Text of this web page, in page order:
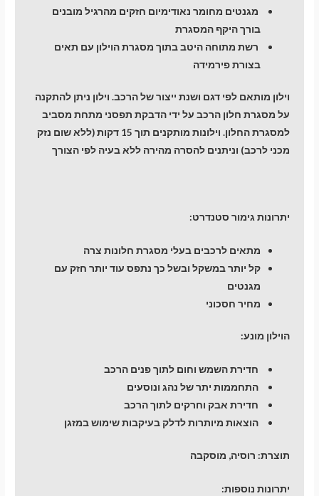
מגנטים מחומר נאודימיום חזקים מהרגיל מובנים
בורך היקף המסגרת
רשת מתוחה היטב בתוך מסגרת הוילון עם תאים
בצורת פירמידה
וילון מותאם לפי דגם ושנת ייצור של הרכב. וילון ניתן להתקנה
על מסגרת חלון הרכב על ידי הדבקת תפסני מתחת מסביב
למסגרת החלון. וילונות מותקנים תוך 15 דקות (ללא שום נזק
מכני לרכב) וניתנים להסרה מהירה ללא בעיה לפי הצורך
יתרונות גימור סטנדרט:
מתאים לרכבים בעלי מסגרת חלונות צרה
קל יותר במשקל ובשל כך נתפס עוד יותר חזק עם
מגנטים
מחיר חסכוני
הוילון מונע:
חדירת השמש וחום לתוך פנים הרכב
התחממות יתר של נהג ונוסעים
חדירת אבק וחרקים לתוך הרכב
הוצאות מיותרות לדלק בעיקבות שימוש במזגן
תוצרת: רוסיה, מוסקבה
יתרונות נוספות: